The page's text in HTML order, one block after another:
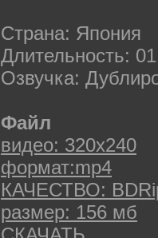
Страна: Япония
Длительность:
Озвучка:
Файл
видео: 320х240
формат:mp4
КАЧЕСТВО:
размер: 156 мб